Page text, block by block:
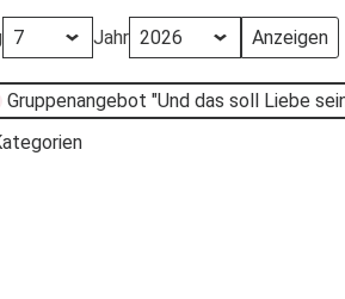
Jahr
Gruppenangebot "Und das soll Liebe